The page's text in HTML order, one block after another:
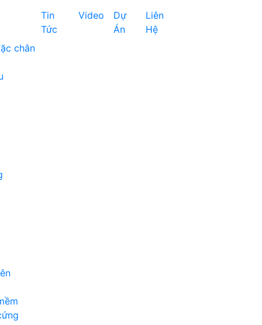
chân
Tin
Tức
Video
Dự
Án
Liên
Hệ